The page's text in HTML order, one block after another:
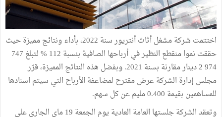
اختتمت شركة مشغل أثاث أنتريور سنة 2022، بأداء ونتائج مميزة حيث
حققت نموا منقطع النظير في أرباحها الصافية بنسبة 112 % لتبلغ 747
974 2 دينار مقارنة بسنة 2021. وبفضل هذه النتائج المميزة، قرّر
مجلس إدارة الشركة عرض مقترح لمضاعفة الأرباح التي سيتم اسنادها
للمساهمين بقيمة 0.400 مليم عن كل سهم.
وتعقد الشركة جلستها العامة العادية يوم الجمعة 19 ماي الجاري على